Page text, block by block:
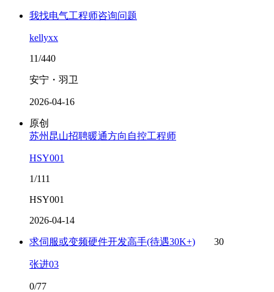
我找电气工程师咨询问题
kellyxx
11/440
安宁・羽卫
2026-04-16
原创
苏州昆山招聘暖通方向自控工程师
HSY001
1/111
HSY001
2026-04-14
求伺服或变频硬件开发高手(待遇30K+) 30
张进03
0/77